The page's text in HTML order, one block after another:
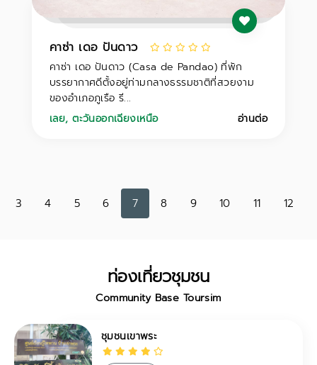
คาซ่า เดอ ปันดาว
คาซ่า เดอ ปันดาว (Casa de Pandao) ที่พัก
บรรยากาศดีตั้งอยู่ท่ามกลางธรรมชาติที่สวยงาม
ของอำเภอภูเรือ รี...
เลย,ตะวันออกเฉียงเหนือ อ่านต่อ
3 4 5 6 7 8 9 10 11 12
ท่องเที่ยวชุมชน
Community Base Toursim
ชุมชนเขาพระ